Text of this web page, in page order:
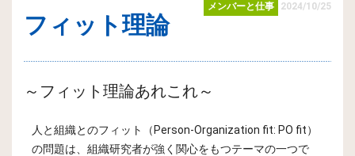
フィット理論
メンバーと仕事 2024/10/25
～フィット理論あれこれ～
人と組織とのフィット（Person-Organization fit: PO fit）
の問題は、組織研究者が強く関心をもつテーマの一つで